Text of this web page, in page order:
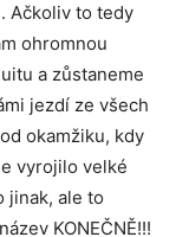
Ačkoliv to tedy
ohromnou
a zůstaneme
jezdí ze všech
okamžiku, kdy
vyrojilo velké
jinak, ale to
KONEČNĚ!!!